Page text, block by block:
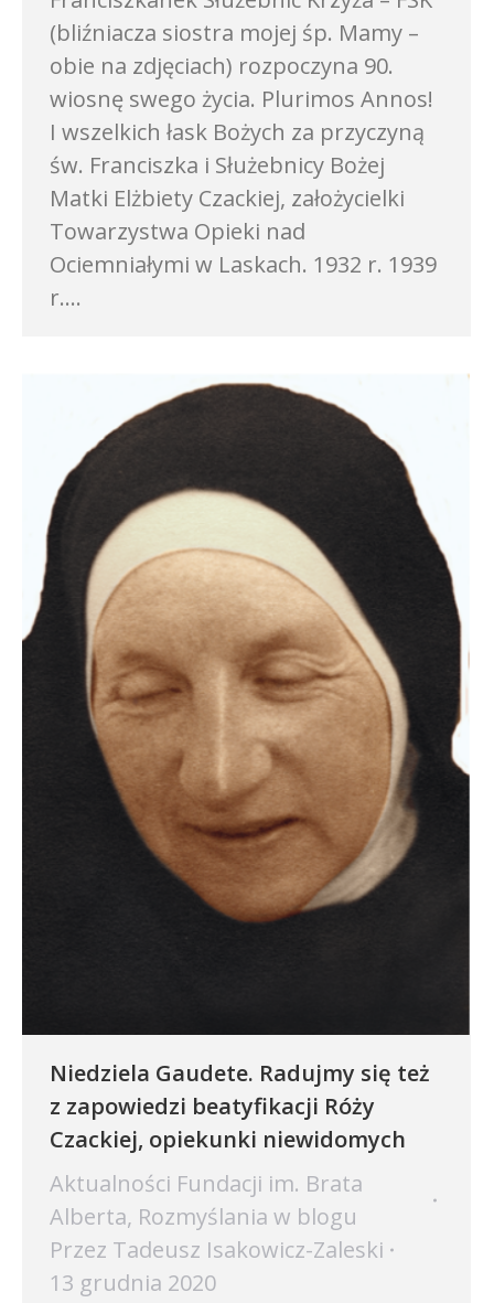
(bliźniacza siostra mojej śp. Mamy –
obie na zdjęciach) rozpoczyna 90.
wiosnę swego życia. Plurimos Annos!
I wszelkich łask Bożych za przyczyną
św. Franciszka i Służebnicy Bożej
Matki Elżbiety Czackiej, założycielki
Towarzystwa Opieki nad
Ociemniałymi w Laskach. 1932 r. 1939
r.…
Niedziela Gaudete. Radujmy się też
z zapowiedzi beatyfikacji Róży
Czackiej, opiekunki niewidomych
Aktualności Fundacji im. Brata
Alberta, Rozmyślania w blogu
Przez Tadeusz Isakowicz-Zaleski
13 grudnia 2020